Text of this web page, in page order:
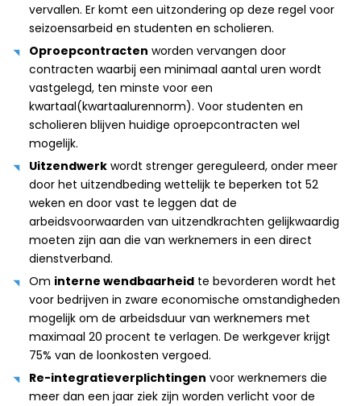
vervallen. Er komt een uitzondering op deze regel voor
seizoensarbeid en studenten en scholieren.
Oproepcontracten worden vervangen door
contracten waarbij een minimaal aantal uren wordt
vastgelegd, ten minste voor een
kwartaal(kwartaalurennorm). Voor studenten en
scholieren blijven huidige oproepcontracten wel
mogelijk.
Uitzendwerk wordt strenger gereguleerd, onder meer
door het uitzendbeding wettelijk te beperken tot 52
weken en door vast te leggen dat de
arbeidsvoorwaarden van uitzendkrachten gelijkwaardig
moeten zijn aan die van werknemers in een direct
dienstverband.
Om interne wendbaarheid te bevorderen wordt het
voor bedrijven in zware economische omstandigheden
mogelijk om de arbeidsduur van werknemers met
maximaal 20 procent te verlagen. De werkgever krijgt
75% van de loonkosten vergoed.
Re-integratieverplichtingen voor werknemers die
meer dan een jaar ziek zijn worden verlicht voor de